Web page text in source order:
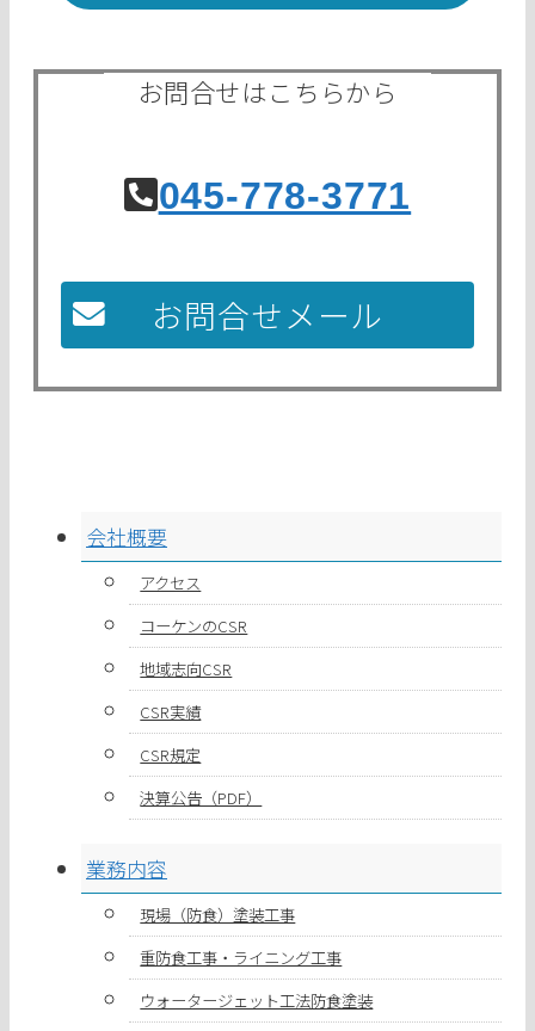
お問合せはこちらから
045-778-3771
お問合せメール
会社概要
アクセス
コーケンのCSR
地域志向CSR
CSR実績
CSR規定
決算公告（PDF）
業務内容
現場（防食）塗装工事
重防食工事・ライニング工事
ウォータージェット工法防食塗装